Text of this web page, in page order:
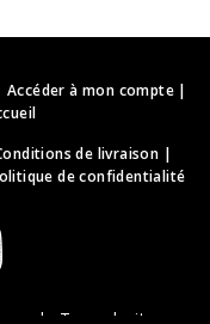
Accéder à mon compte|
de livraison |
de confidentialité
. Tous droits